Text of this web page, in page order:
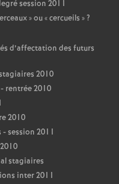
session 2011
» ou «cercueils »?
d’affectation des futurs
2010
rentrée 2010
2010
session 2011
stagiaires
inter 2011